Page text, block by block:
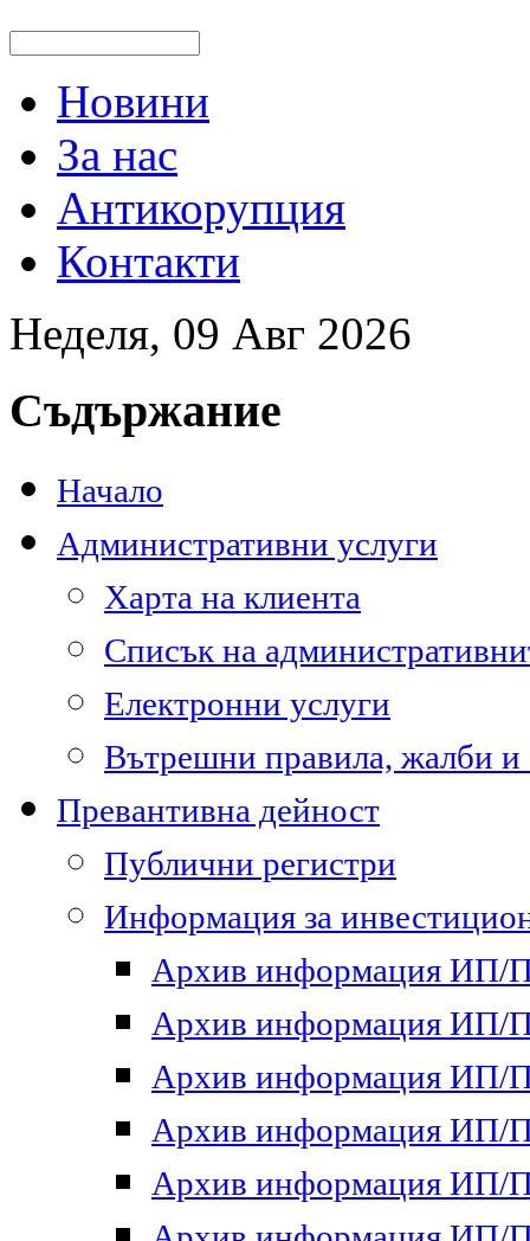
Новини
За нас
Антикорупция
Контакти
Неделя, 09 Авг 2026
Съдържание
Начало
Административни услуги
Харта на клиента
Списък на
Електронни услуги
Вътрешни правила, жалби и
Превантивна дейност
Публични регистри
Информация за
Архив информация ИП/
Архив информация ИП/
Архив информация ИП/
Архив информация ИП/
Архив информация ИП/